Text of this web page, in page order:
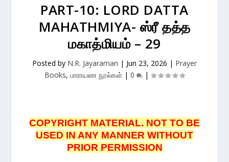
PART-10: LORD DATTA
MAHATHMIYA- ஸ்ரீ தத்த
மகாத்மியம் – 29
Posted by N.R. Jayaraman | Jun 23, 2026 | Prayer
Books, பாராயண நூல்கள் | 0 |
COPYRIGHT MATERIAL. NOT TO BE
USED IN ANY MANNER WITHOUT
PRIOR PERMISSION